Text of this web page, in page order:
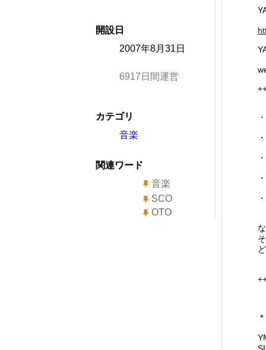
開設日
2007年8月31日
6917日間運営
カテゴリ
音楽
関連ワード
音楽
SCO
OTO